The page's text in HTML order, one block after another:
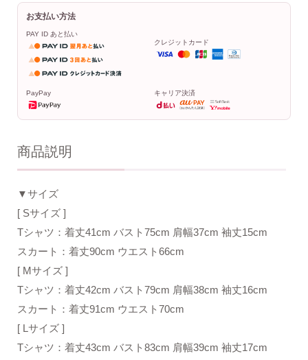
お支払い方法
PAY ID あと払い
クレジットカード
PayPay キャリア決済
商品説明
▼サイズ
[ Sサイズ ]
Tシャツ：着丈41cm バスト75cm 肩幅37cm 袖丈15cm
スカート：着丈90cm ウエスト66cm
[ Mサイズ ]
Tシャツ：着丈42cm バスト79cm 肩幅38cm 袖丈16cm
スカート：着丈91cm ウエスト70cm
[ Lサイズ ]
Tシャツ：着丈43cm バスト83cm 肩幅39cm 袖丈17cm